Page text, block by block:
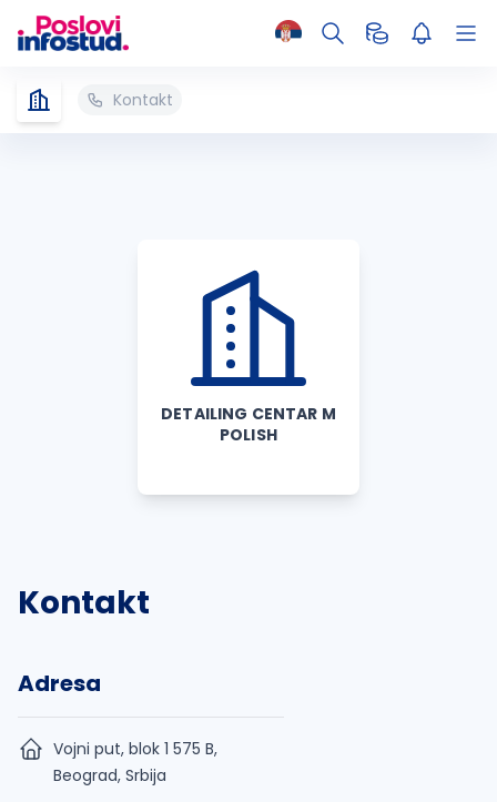
Kontakt
DETAILING CENTAR M
POLISH
Kontakt
Adresa
Vojni put, blok 1 575 B,
Beograd, Srbija